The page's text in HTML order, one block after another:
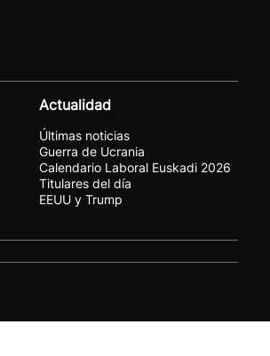
Actualidad
Últimas noticias
Guerra de Ucrania
Calendario Laboral Euskadi 2026
Titulares del día
EEUU y Trump